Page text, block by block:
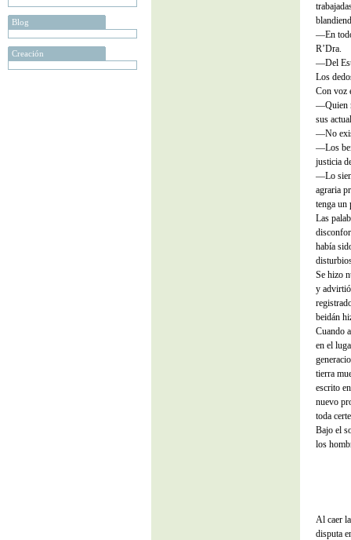
Blog
Creación
—En
R’Dra.
—Del
Los
Con voz
—Quien
sus
—No
—Los
justicia
—Lo
agraria
tenga un
Las
había
Se hizo
y
beidán
Cuando
en el
tierra
escrito
nuevo
toda
Bajo el
los
Al caer
disputa